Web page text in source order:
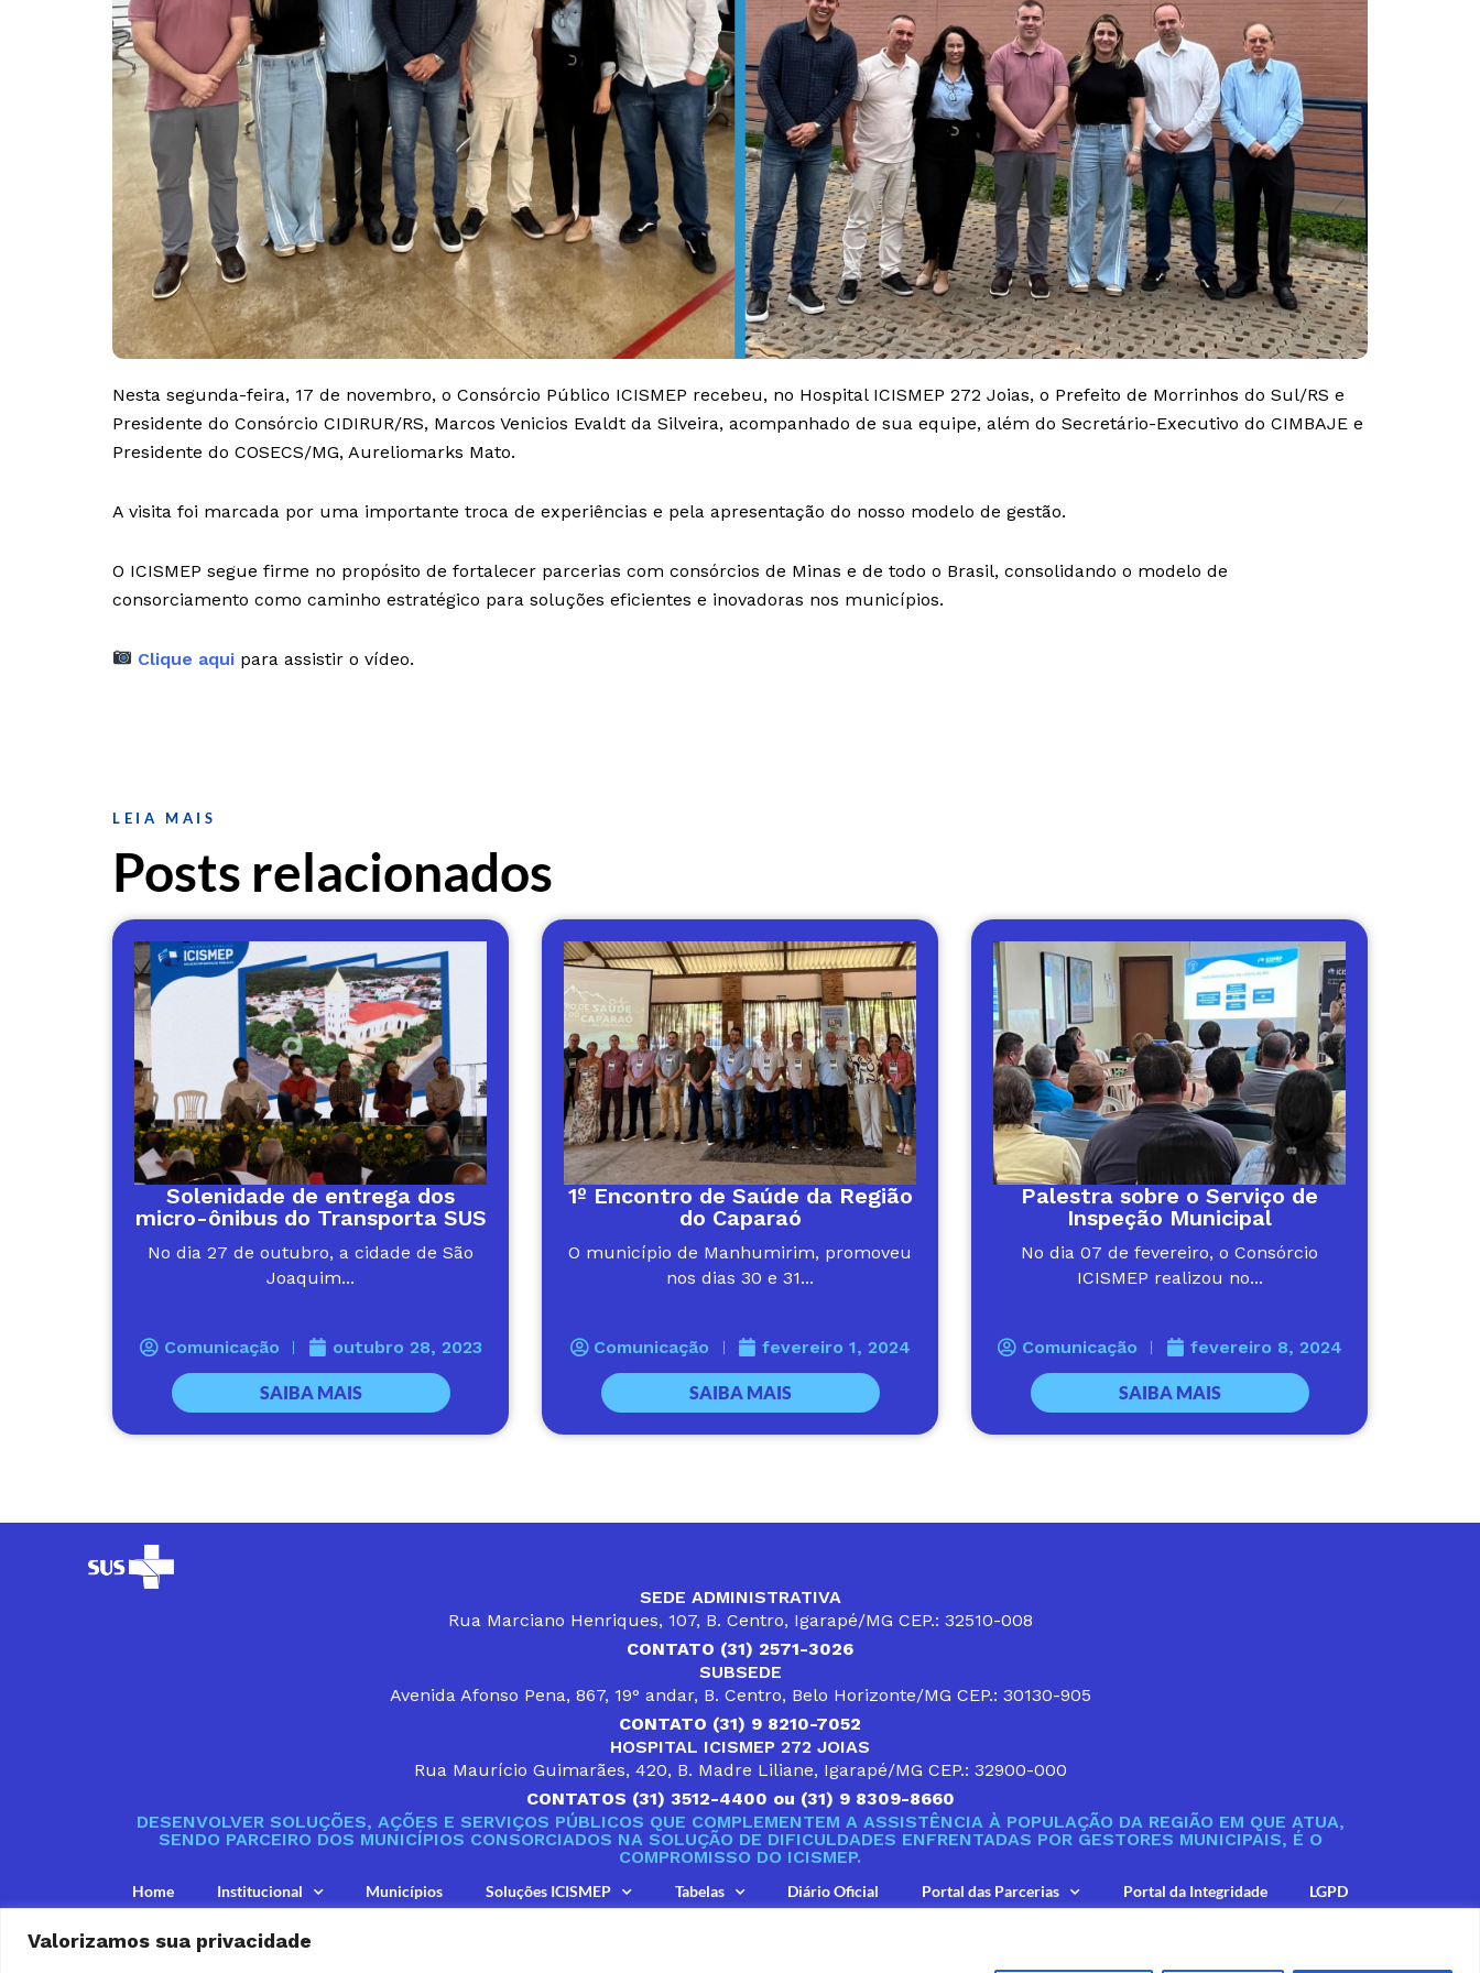
Valorizamos sua privacidade
Nesta segunda-feira, 17 de novembro, o Consórcio Público ICISMEP recebeu, no Hospital ICISMEP 272 Joias, o Prefeito de Morrinhos do Sul/RS e
Presidente do Consórcio CIDIRUR/RS, Marcos Venicios Evaldt da Silveira, acompanhado de sua equipe, além do Secretário-Executivo do CIMBAJE e
Presidente do COSECS/MG, Aureliomarks Mato.
A visita foi marcada por uma importante troca de experiências e pela apresentação do nosso modelo de gestão.
O ICISMEP segue firme no propósito de fortalecer parcerias com consórcios de Minas e de todo o Brasil, consolidando o modelo de
consorciamento como caminho estratégico para soluções eficientes e inovadoras nos municípios.
Clique aqui para assistir o vídeo.
LEIA MAIS
Posts relacionados
Solenidade de entrega dos
micro-ônibus do Transporta SUS
No dia 27 de outubro, a cidade de São
Joaquim...
Comunicação outubro 28, 2023
SAIBA MAIS
1º Encontro de Saúde da Região
do Caparaó
O município de Manhumirim, promoveu
nos dias 30 e 31...
Comunicação fevereiro 1, 2024
SAIBA MAIS
Palestra sobre o Serviço de
Inspeção Municipal
No dia 07 de fevereiro, o Consórcio
ICISMEP realizou no...
Comunicação fevereiro 8, 2024
SAIBA MAIS
SEDE ADMINISTRATIVA
Rua Marciano Henriques, 107, B. Centro, Igarapé/MG CEP.: 32510-008
CONTATO (31) 2571-3026
SUBSEDE
Avenida Afonso Pena, 867, 19° andar, B. Centro, Belo Horizonte/MG CEP.: 30130-905
CONTATO (31) 9 8210-7052
HOSPITAL ICISMEP 272 JOIAS
Rua Maurício Guimarães, 420, B. Madre Liliane, Igarapé/MG CEP.: 32900-000
CONTATOS (31) 3512-4400 ou (31) 9 8309-8660
DESENVOLVER SOLUÇÕES, AÇÕES E SERVIÇOS PÚBLICOS QUE COMPLEMENTEM A ASSISTÊNCIA À POPULAÇÃO DA REGIÃO EM QUE ATUA,
SENDO PARCEIRO DOS MUNICÍPIOS CONSORCIADOS NA SOLUÇÃO DE DIFICULDADES ENFRENTADAS POR GESTORES MUNICIPAIS, É O
COMPROMISSO DO ICISMEP.
Home Institucional Municípios Soluções ICISMEP Tabelas Diário Oficial Portal das Parcerias Portal da Integridade LGPD